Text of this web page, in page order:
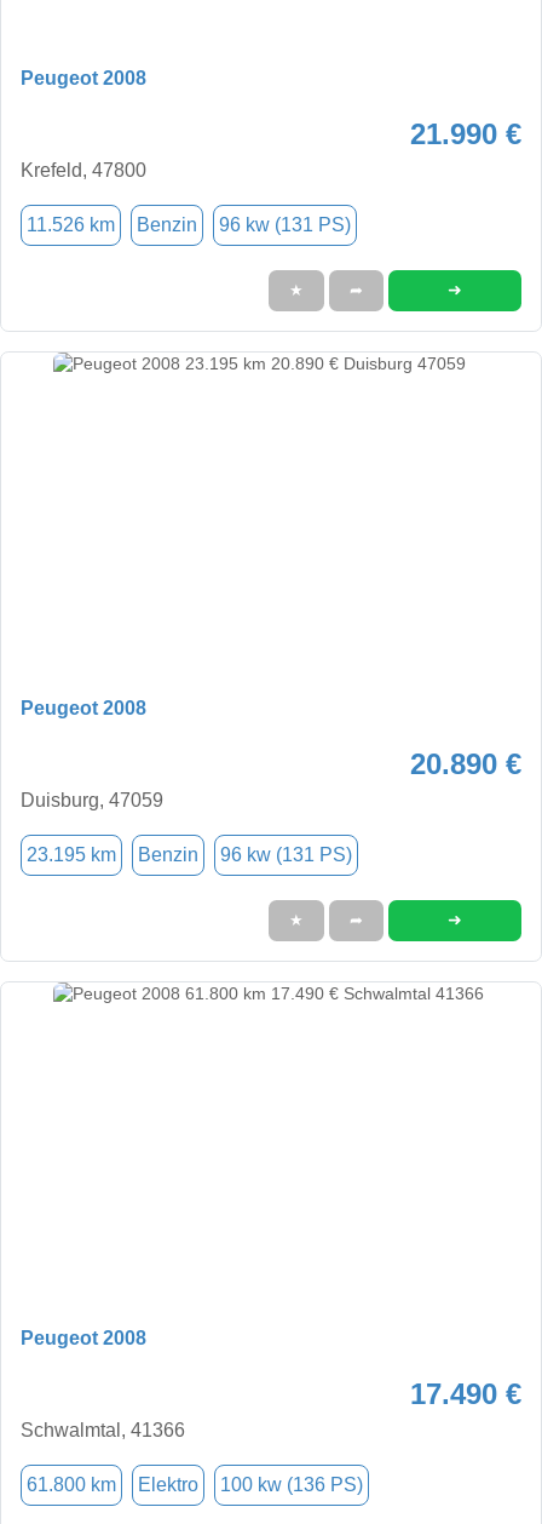
Peugeot 2008
21.990 €
Krefeld, 47800
11.526 km Benzin 96 kw (131 PS)
★ ➦ ➜
Peugeot 2008
20.890 €
Duisburg, 47059
23.195 km Benzin 96 kw (131 PS)
★ ➦ ➜
Peugeot 2008
17.490 €
Schwalmtal, 41366
61.800 km Elektro 100 kw (136 PS)